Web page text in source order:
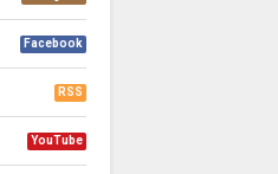
Facebook
RSS
YouTube